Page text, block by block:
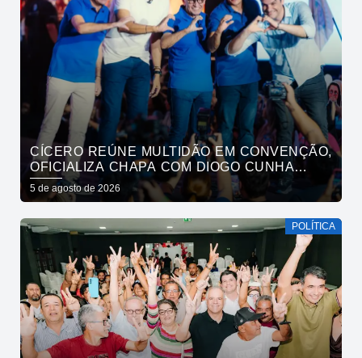
CÍCERO REÚNE MULTIDÃO EM CONVENÇÃO,
OFICIALIZA CHAPA COM DIOGO CUNHA
LIMA, VENEZIANO E ANDRÉ GADELHA E
CONVOCA PARAÍBA A DAR O PRÓXIMO
5 de agosto de 2026
POLÍTICA